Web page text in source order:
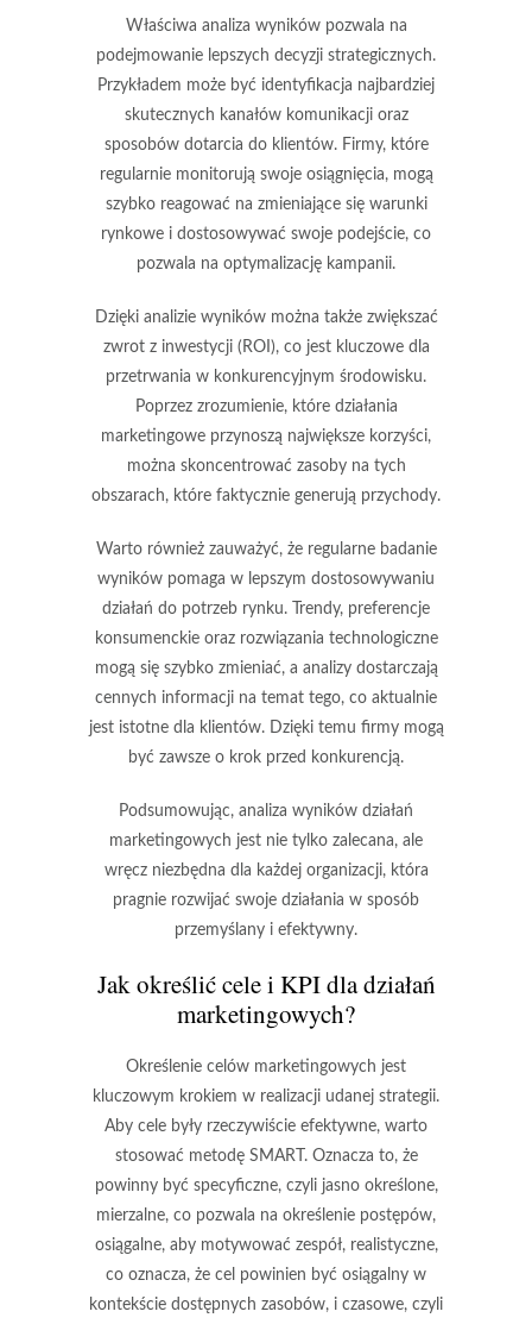
Właściwa analiza wyników pozwala na
podejmowanie lepszych decyzji strategicznych.
Przykładem może być identyfikacja najbardziej
skutecznych kanałów komunikacji oraz
sposobów dotarcia do klientów. Firmy, które
regularnie monitorują swoje osiągnięcia, mogą
szybko reagować na zmieniające się warunki
rynkowe i dostosowywać swoje podejście, co
pozwala na optymalizację kampanii.
Dzięki analizie wyników można także zwiększać
zwrot z inwestycji(ROI), co jest kluczowe dla
przetrwania w konkurencyjnym środowisku.
Poprzez zrozumienie, które działania
marketingowe przynoszą największe korzyści,
można skoncentrować zasoby na tych
obszarach, które faktycznie generują przychody.
Warto również zauważyć, że regularne badanie
wyników pomaga w lepszym dostosowywaniu
działań do potrzeb rynku. Trendy, preferencje
konsumenckie oraz rozwiązania technologiczne
mogą się szybko zmieniać, a analizy dostarczają
cennych informacji na temat tego, co aktualnie
jest istotne dla klientów. Dzięki temu firmy mogą
być zawsze o krok przed konkurencją.
Podsumowując, analiza wyników działań
marketingowych jest nie tylko zalecana, ale
wręcz niezbędna dla każdej organizacji, która
pragnie rozwijać swoje działania w sposób
przemyślany i efektywny.
Jak określić cele i KPI dla działań
marketingowych?
Określenie celów marketingowych jest
kluczowym krokiem w realizacji udanej strategii.
Aby cele były rzeczywiście efektywne, warto
stosować metodę SMART. Oznacza to, że
powinny być specyficzne, czyli jasno określone,
mierzalne, co pozwala na określenie postępów,
osiągalne, aby motywować zespół, realistyczne,
co oznacza, że cel powinien być osiągalny w
kontekście dostępnych zasobów, i czasowe, czyli